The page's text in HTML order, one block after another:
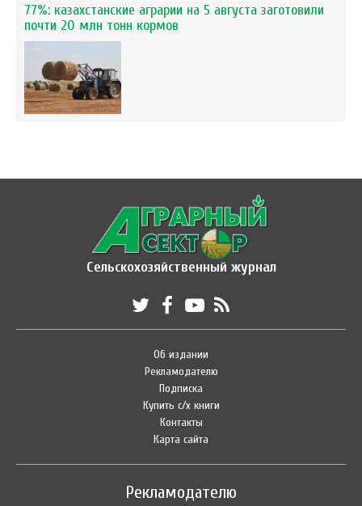
77%: казахстанские аграрии на 5 августа заготовили
почти 20 млн тонн кормов
Сельскохозяйственный журнал
Об издании
Рекламодателю
Подписка
Купить с/х книги
Контакты
Карта сайта
Рекламодателю